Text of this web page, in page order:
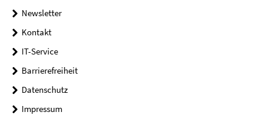
Newsletter
Kontakt
IT-Service
Barrierefreiheit
Datenschutz
Impressum